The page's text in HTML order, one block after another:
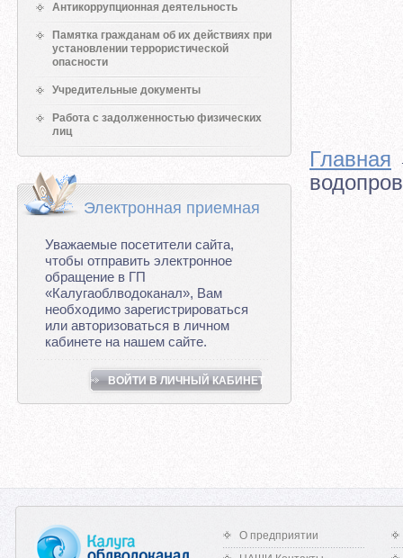
Антикоррупционная деятельность
Памятка гражданам об их действиях при
установлении террористической
опасности
Учредительные документы
Работа с задолженностью физических
лиц
Электронная приемная
Уважаемые посетители сайта,
чтобы отправить электронное
обращение в ГП
«Калугаоблводоканал», Вам
необходимо зарегистрироваться
или авторизоваться в личном
кабинете на нашем сайте.
ВОЙТИ В ЛИЧНЫЙ КАБИНЕТ
Главная
О предприятии